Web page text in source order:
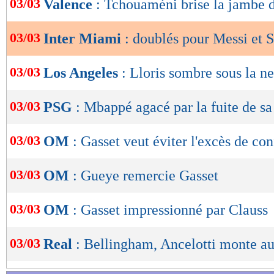
de
OK
03/03 Valence : Tchouaméni brise la jambe
03/03 Inter Miami : doublés pour Messi et
03/03 Los Angeles : Lloris sombre sous la
03/03 PSG : Mbappé agacé par la fuite de
03/03 OM : Gasset veut éviter l'excès de
03/03 OM : Gueye remercie Gasset
03/03 OM : Gasset impressionné par Clauss
03/03 Real : Bellingham, Ancelotti monte